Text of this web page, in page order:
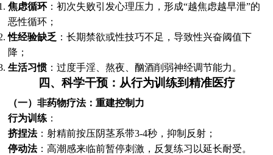
焦虑循环 ：初次失败引发心理压力，形成“越焦虑越早泄”的
恶性循环；
性经验缺乏 ：长期禁欲或性技巧不足，导致性兴奋阈值下
降；
生活习惯：过度手淫、熬夜、酗酒削弱神经调节能力。
四、科学干预：从行为训练到精准医疗
（一）非药物疗法：重建控制力
行为训练 ：
挤捏法：射精前按压阴茎系带3-4秒，抑制反射；
停动法：高潮感来临前暂停刺激，反复练习以延长耐受。